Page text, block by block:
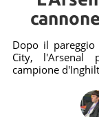
Dopo il
City, l'Arsenal
campione